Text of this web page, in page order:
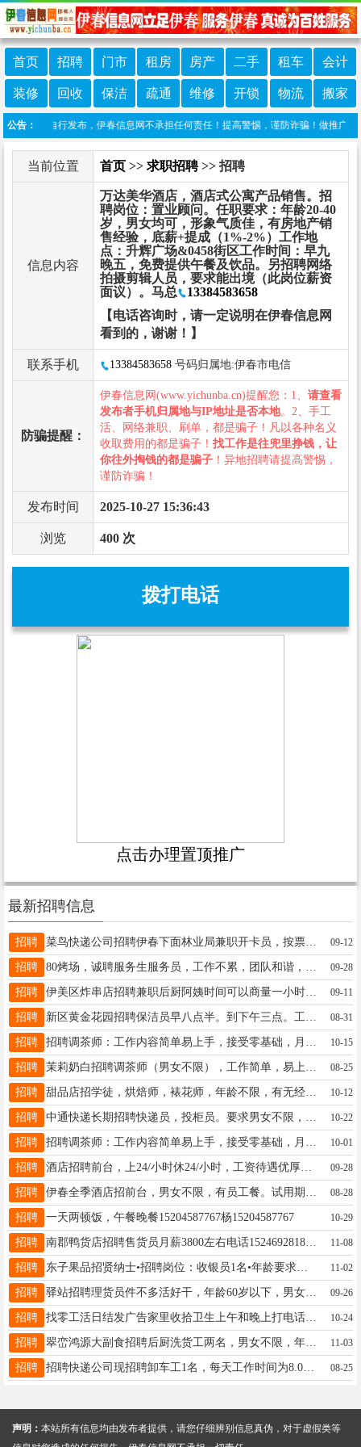
首页 招聘 门市 租房 房产 二手 租车 会计
装修 回收 保洁 疏通 维修 开锁 物流 搬家
公告：
由网友自行发布，伊春信息网不承担任何责任！提高警惕，谨防诈骗！做推广、
当前位置 首页 >> 求职招聘>> 招聘
信息内容
万达美华酒店，酒店式公寓产品销售。招
聘岗位：置业顾问。任职要求：年龄20-40
岁，男女均可，形象气质佳，有房地产销
售经验，底薪+提成（1%-2%）工作地
点：升辉广场&0458街区工作时间：早九
晚五，免费提供午餐及饮品。另招聘网络
拍摄剪辑人员，要求能出境（此岗位薪资
面议）。马总
13384583658
【电话咨询时，请一定说明在伊春信息网
看到的，谢谢！】
联系手机 13384583658 号码归属地:伊春市电信
防骗提醒：
伊春信息网(www.yichunba.cn)提醒您：1、 请查看
发布者手机归属地与IP地址是否本地。2、手工
活、网络兼职、刷单，都是骗子！凡以各种名义
收取费用的都是骗子！ 找工作是往兜里挣钱，让
你往外掏钱的都是骗子 ！异地招聘请提高警惕，
谨防诈骗！
发布时间 2025-10-27 15:36:43
浏览 400 次
拨打电话
点击办理置顶推广
最新招聘信息
招聘 菜鸟快递公司招聘伊春下面林业局兼职开卡员，按票计费：翠峦、金山屯、五营、嘉荫、红星、带领有意者电话联系：13845821222于老板13845821222 09-12
招聘 09-28
招聘 伊美区炸串店招聘兼职后厨阿姨时间可以商量一小时16每天四小时起日结周结都可以电话13945878677赵女士13846670095 09-11
招聘 08-31
招聘 10-15
招聘 08-25
招聘 甜品店招学徒，烘焙师，裱花师，年龄不限，有无经验均可，工资待遇优厚，底薪➕满勤➕提成➕工龄奖，每月两天带薪休假，非诚勿扰李15636417066 10-12
招聘 10-22
招聘 10-01
招聘 酒店招聘前台，上24/小时休24/小时，工资待遇优厚于13846658883 09-28
招聘 08-28
招聘 一天两顿饭，午餐晚餐15204587767杨15204587767 10-29
招聘 南郡鸭货店招聘售货员月薪3800左右电话15246928184王15246928184 11-08
招聘 东子果品招贤纳士•招聘岗位：收银员1名•年龄要求：25周岁～45周岁•????岗位要求：干活麻利、形象好，有工作经验者优先•????薪资待遇：底薪3500元+满勤200元•工作时间：早上8:30～晚上8:00•联系电话：13115582000黄女士13115582000 11-02
招聘 驿站招聘理货员件不多活好干，年龄60岁以下，男女不限，早9点，中午一小时休息李13351387123 09-26
招聘 找零工活日结发广告家里收拾卫生上午和晚上打电话琳琳15145812192 10-24
招聘 翠峦鸿源大副食招聘后厨洗货工两名，男女不限，年龄60岁以内，干活麻利，工资面议联系电话18345872157 11-03
招聘 招聘快递公司现招聘卸车工1名，每天工作时间为8.00-12.00，另招聘长工4名，底薪+满勤，有意向者电联：18324689991杨助理19815593613 08-25
声明： 本站所有信息均由发布者提供，请您仔细辨别信息真伪，对于虚假类等